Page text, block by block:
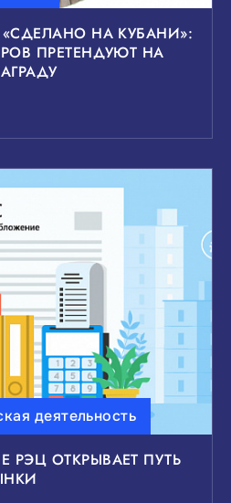
НА КУБАНИ»:
ПРЕТЕНДУЮТ НА
деятельность
РЭЦ ОТКРЫВАЕТ ПУТЬ